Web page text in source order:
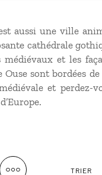
aussi une ville
cathédrale
et les
sont bordées
et perdez-
TRIER